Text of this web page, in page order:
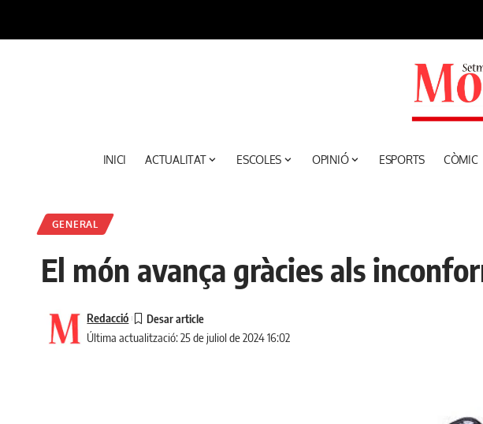
INICI ACTUALITAT ESCOLES OPINIÓ ESPORTS CÒMIC
GENERAL
El món avança gràcies als
Última actualització: 25 de juliol de 2024 16:02
Redacció